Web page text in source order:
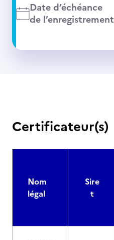
Date d’échéance
de l’enregistrement
Certificateur(s)
Nom
légal
Sire
t